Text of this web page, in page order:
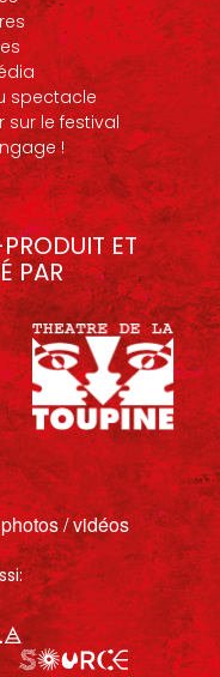
spectacle
sur le festival
!
ET
PAR
/ vidéos